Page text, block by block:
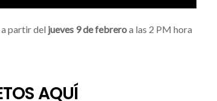
partir del jueves 9 de febreroa las 2 PM hora
AQUÍ